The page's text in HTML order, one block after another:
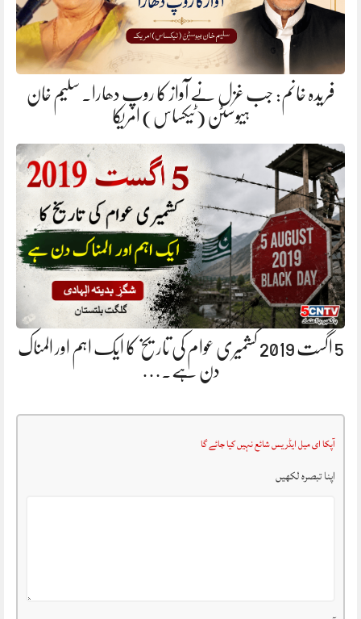
فریدہ خانم: جب غزل نے آواز کا روپ دھارا. سلیم خان
ہیوسٹن (ٹیکساس) امریکا
5 اگست 2019 کشمیری عوام کی تاریخ کا ایک اہم اور المناک
دن ہے.…
آپکا ای میل ایڈریس شائع نہیں کیا جائے گا
اپنا تبصرہ لکھیں